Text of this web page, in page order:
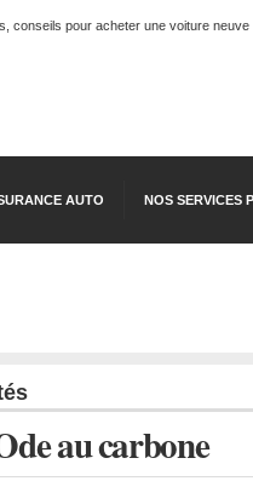
conseils pour acheter une voiture
AUTO NOS SERVICES
au carbone